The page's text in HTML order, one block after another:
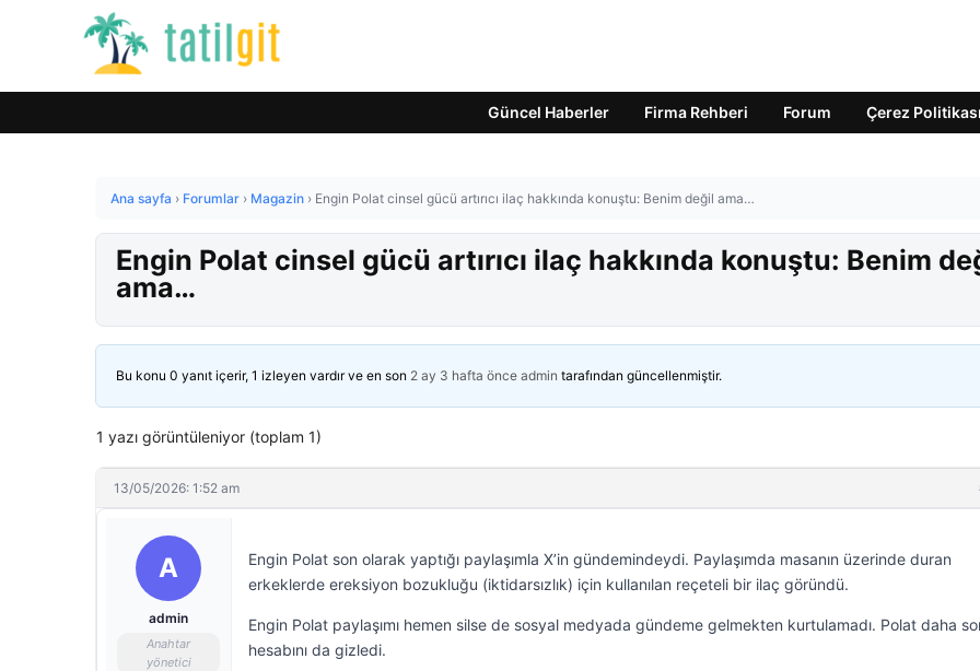
Güncel Haberler Firma Rehberi Forum Çerez Politikası
Ana sayfa › Forumlar › Magazin › Engin Polat cinsel gücü artırıcı ilaç hakkında konuştu: Benim değil ama…
Engin Polat cinsel gücü artırıcı ilaç hakkında konuştu: Benim
ama…
Bu konu 0 yanıt içerir, 1 izleyen vardır ve en son 2 ay 3 hafta önce admin tarafından güncellenmiştir.
1 yazı görüntüleniyor (toplam 1)
13/05/2026: 1:52 am
A
admin
Anahtar
yönetici
Engin Polat son olarak yaptığı paylaşımla X’in gündemindeydi. Paylaşımda masanın üzerinde duran
erkeklerde ereksiyon bozukluğu (iktidarsızlık) için kullanılan reçeteli bir ilaç göründü.
Engin Polat paylaşımı hemen silse de sosyal medyada gündeme gelmekten kurtulamadı. Polat daha
hesabını da gizledi.